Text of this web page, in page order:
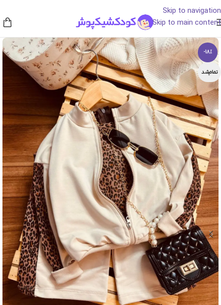
Skip to navigation
Skip to main content
-18%
تمام‌شد